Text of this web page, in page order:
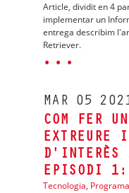
Article, dividit en 4
implementar un
entrega describim
Retriever.
· · ·
MAR 05
COM FER
EXTREURE
D'INTERÈS
EPISODI 1:
Tecnologia,